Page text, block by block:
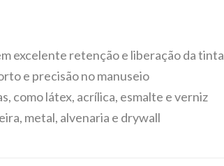
excelente retenção e liberação da tinta
e precisão no manuseio
como látex, acrílica, esmalte e verniz
metal, alvenaria e drywall